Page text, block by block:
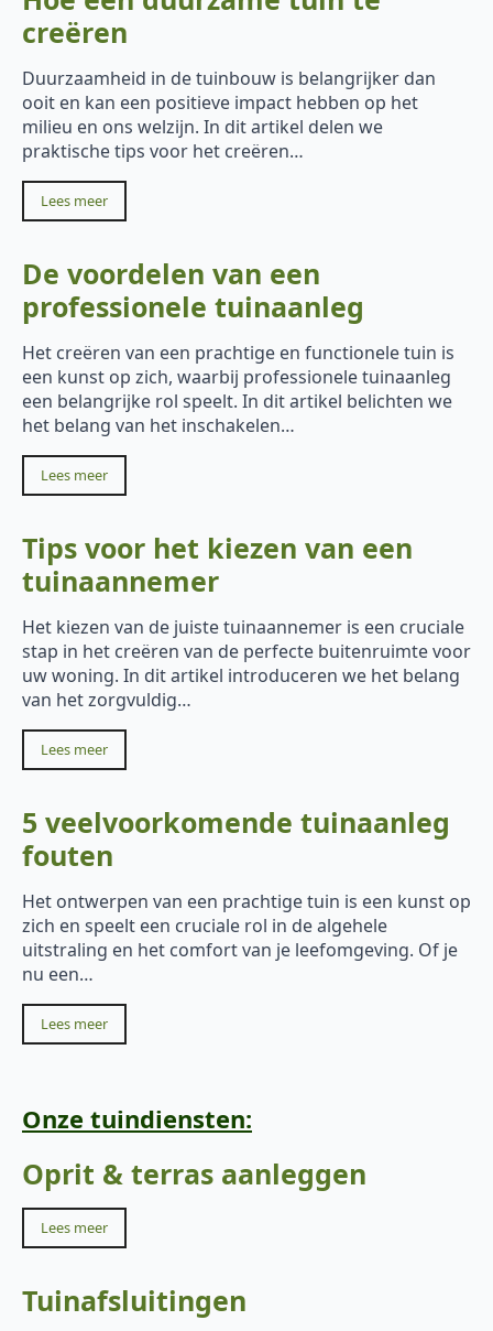
creëren
Duurzaamheid in de tuinbouw is belangrijker dan
ooit en kan een positieve impact hebben op het
milieu en ons welzijn. In dit artikel delen we
praktische tips voor het creëren…
Lees meer
De voordelen van een
professionele tuinaanleg
Het creëren van een prachtige en functionele tuin is
een kunst op zich, waarbij professionele tuinaanleg
een belangrijke rol speelt. In dit artikel belichten we
het belang van het inschakelen…
Lees meer
Tips voor het kiezen van een
tuinaannemer
Het kiezen van de juiste tuinaannemer is een cruciale
stap in het creëren van de perfecte buitenruimte voor
uw woning. In dit artikel introduceren we het belang
van het zorgvuldig…
Lees meer
5 veelvoorkomende tuinaanleg
fouten
Het ontwerpen van een prachtige tuin is een kunst op
zich en speelt een cruciale rol in de algehele
uitstraling en het comfort van je leefomgeving. Of je
nu een…
Lees meer
Onze tuindiensten:
Oprit & terras aanleggen
Lees meer
Tuinafsluitingen